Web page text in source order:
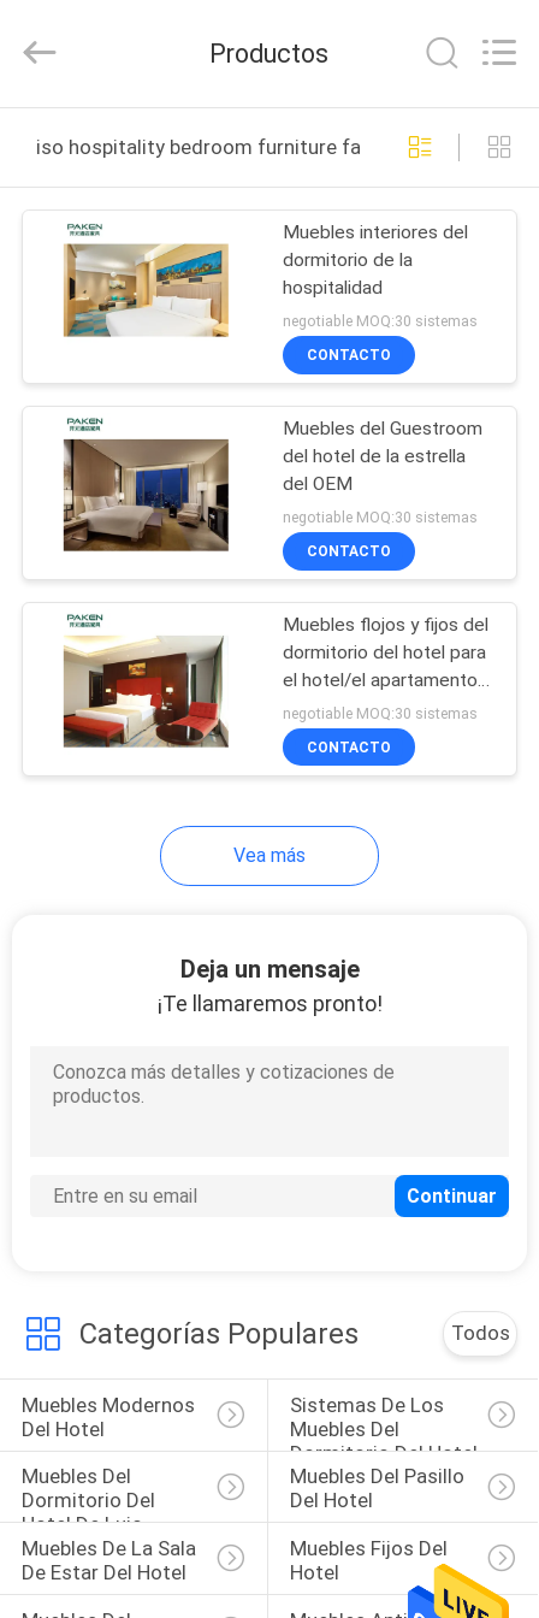
PRODUCTOS
SOBRE
NOSOTROS
VIAJE
FÁBRICA
CONTROL
CALIDAD
ÉNTRENOS
CONTACTO
MAPA
SITIO
POLICY
Furniture
Rights
Productos
iso hospitality bedroom furniture fabricación en línea
Muebles interiores del
dormitorio de la
hospitalidad
negotiable MOQ:30 sistemas
CONTACTO
Muebles del Guestroom
del hotel de la estrella
del OEM
negotiable MOQ:30 sistemas
CONTACTO
Muebles flojos y fijos del
dormitorio del hotel para
el hotel/el apartamento
de la estrella 3-5
negotiable MOQ:30 sistemas
CONTACTO
Vea más
Deja un mensaje
¡Te llamaremos pronto!
Categorías Populares Todos
Muebles Modernos
Del Hotel
Sistemas De Los
Muebles Del
Dormitorio Del Hotel
Muebles Del
Dormitorio Del
Hotel De Lujo
Muebles Del Pasillo
Del Hotel
Muebles De La Sala
De Estar Del Hotel
Muebles Fijos Del
Hotel